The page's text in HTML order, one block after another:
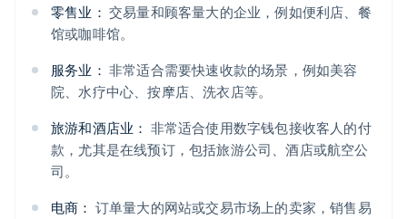
零售业： 交易量和顾客量大的企业，例如便利店、餐
馆或咖啡馆。
服务业： 非常适合需要快速收款的场景，例如美容
院、水疗中心、按摩店、洗衣店等。
旅游和酒店业： 非常适合使用数字钱包接收客人的付
款，尤其是在线预订，包括旅游公司、酒店或航空公
司。
电商： 订单量大的网站或交易市场上的卖家，销售易